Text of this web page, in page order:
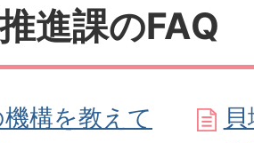
進課のFAQ
構を教えて